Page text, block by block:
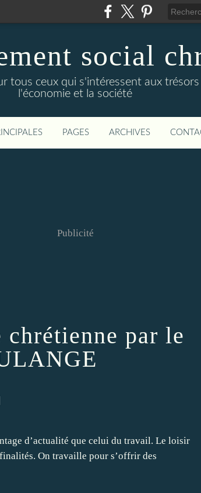
social
tous ceux qui s'intéressent aux
l'économie et la société
PAGES ARCHIVES
Publicité
par le
d’actualité que celui du travail. Le loisir
On travaille pour s’offrir des